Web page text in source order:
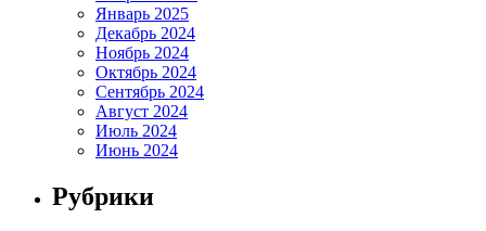
Январь 2025
Декабрь 2024
Ноябрь 2024
Октябрь 2024
Сентябрь 2024
Август 2024
Июль 2024
Июнь 2024
Рубрики